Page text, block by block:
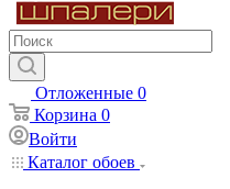
Отложенные 0
Корзина 0
Войти
Каталог обоев